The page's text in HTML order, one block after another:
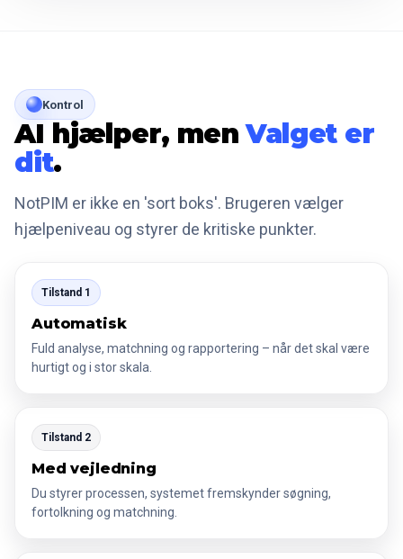
Kontrol
AI hjælper, menValget er
dit.
NotPIM er ikke en 'sort boks'. Brugeren vælger
hjælpeniveau og styrer de kritiske punkter.
Tilstand 1
Automatisk
Fuld analyse, matchning og rapportering – når det skal være
hurtigt og i stor skala.
Tilstand 2
Med vejledning
Du styrer processen, systemet fremskynder søgning,
fortolkning og matchning.